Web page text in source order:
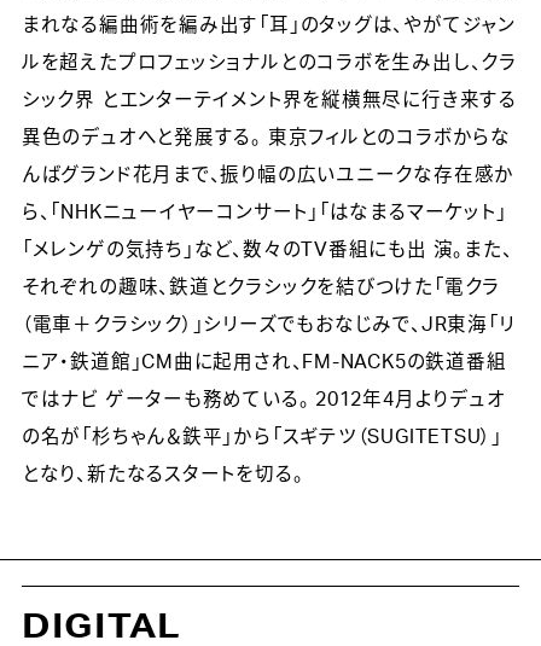
まれなる編曲術を編み出す「耳」のタッグは、やがてジャン
ルを超えたプロフェッショナルとのコラボを生み出し、クラ
シック界 とエンターテイメント界を縦横無尽に行き来する
異色のデュオへと発展する。 東京フィルとのコラボからな
んばグランド花月まで、振り幅の広いユニークな存在感か
ら、「NHKニューイヤーコンサート」「はなまるマーケット」
「メレンゲの気持ち」など、数々のTV番組にも出 演。また、
それぞれの趣味、鉄道とクラシックを結びつけた「電クラ
（電車＋クラシック）」シリーズでもおなじみで、JR東海「リ
ニア・鉄道館」CM曲に起用され、FM-NACK5の鉄道番組
ではナビ ゲーターも務めている。 2012年4月よりデュオ
の名が「杉ちゃん＆鉄平」から「スギテツ（SUGITETSU）」
となり、新たなるスタートを切る。
DIGITAL